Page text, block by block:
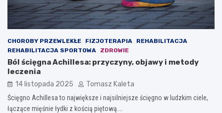
CHOROBY PRZEWLEKŁE FIZJOTERAPIA
REHABILITACJA
REHABILITACJA SPORTOWA
ZDROWIE
Ból ścięgna Achillesa: przyczyny, objawy i metody
leczenia
14 listopada 2025 Tomasz Kaleta
Ścięgno Achillesa to największe i najsilniejsze ścięgno w ludzkim ciele,
łączące mięśnie łydki z kością piętową.…